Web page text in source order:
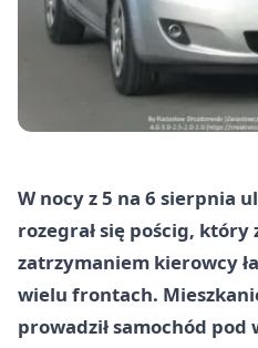
W nocy z 5 na 6 sierpnia
rozegrał się pościg, który
zatrzymaniem kierowcy
wielu frontach.
prowadził samochód pod